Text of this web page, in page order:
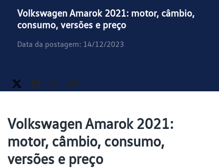
Volkswagen Amarok 2021: motor, câmbio,
consumo, versões e preço
Data da postagem: 14/12/2023
Volkswagen Amarok 2021:
motor, câmbio, consumo,
versões e preço